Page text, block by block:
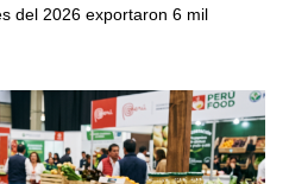
del 2026 exportaron 6 mil